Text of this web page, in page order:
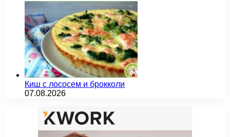
Киш с лососем и брокколи
07.08.2026